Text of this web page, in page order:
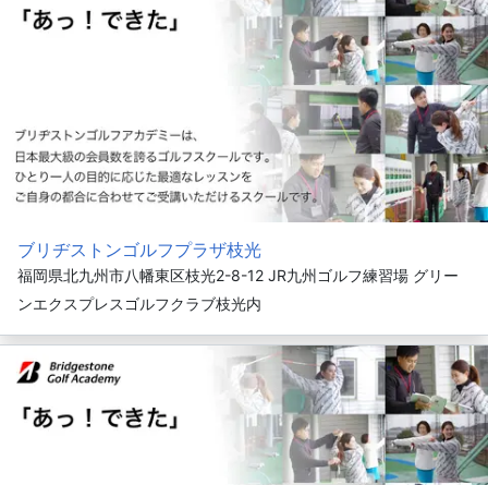
ブリヂストンゴルフプラザ枝光
福岡県北九州市八幡東区枝光2-8-12 JR九州ゴルフ練習場 グリー
ンエクスプレスゴルフクラブ枝光内